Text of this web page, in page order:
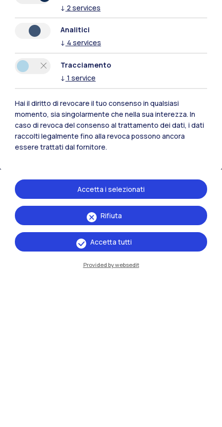
Polimi Community
Tutti i siti dell’ecosistema
↓ 2 services
Analitici
↓ 4 services
Tracciamento
↓ 1 service
Hai il diritto di revocare il tuo consenso in qualsiasi
momento, sia singolarmente che nella sua interezza. In
caso di revoca del consenso al trattamento dei dati, i dati
raccolti legalmente fino alla revoca possono ancora
essere trattati dal fornitore.
Rifiuta
Accetta i selezionati
Accetta tutti
Provided by websedit